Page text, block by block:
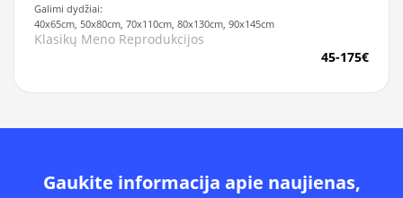
Galimi dydžiai:
40x65cm, 50x80cm, 70x110cm, 80x130cm, 90x145cm
Klasikų Meno Reprodukcijos
45-175€
Gaukite informacija apie naujienas,